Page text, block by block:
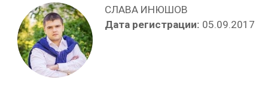
СЛАВА ИНЮШОВ
Дата регистрации: 05.09.2017